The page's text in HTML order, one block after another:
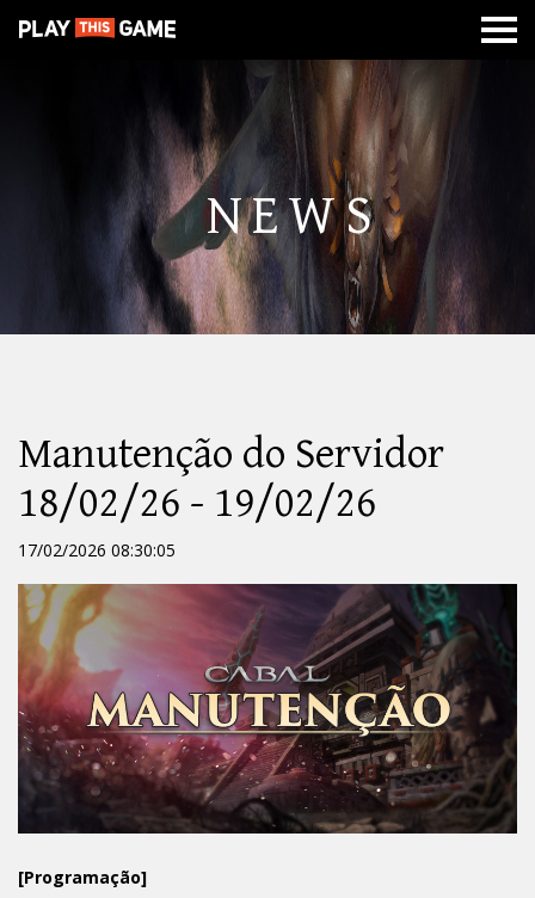
CLASSESCALABOUÇOS
MISSÃO
DE
GUERRA
NEWS
Manutenção do Servidor
18/02/26 - 19/02/26
17/02/2026 08:30:05
[Programação]